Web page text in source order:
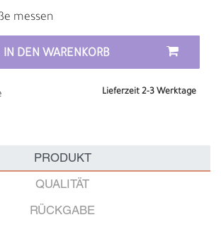
messen
IN DEN WARENKORB
Lieferzeit 2-3 Werktage
PRODUKT
QUALITÄT
RÜCKGABE